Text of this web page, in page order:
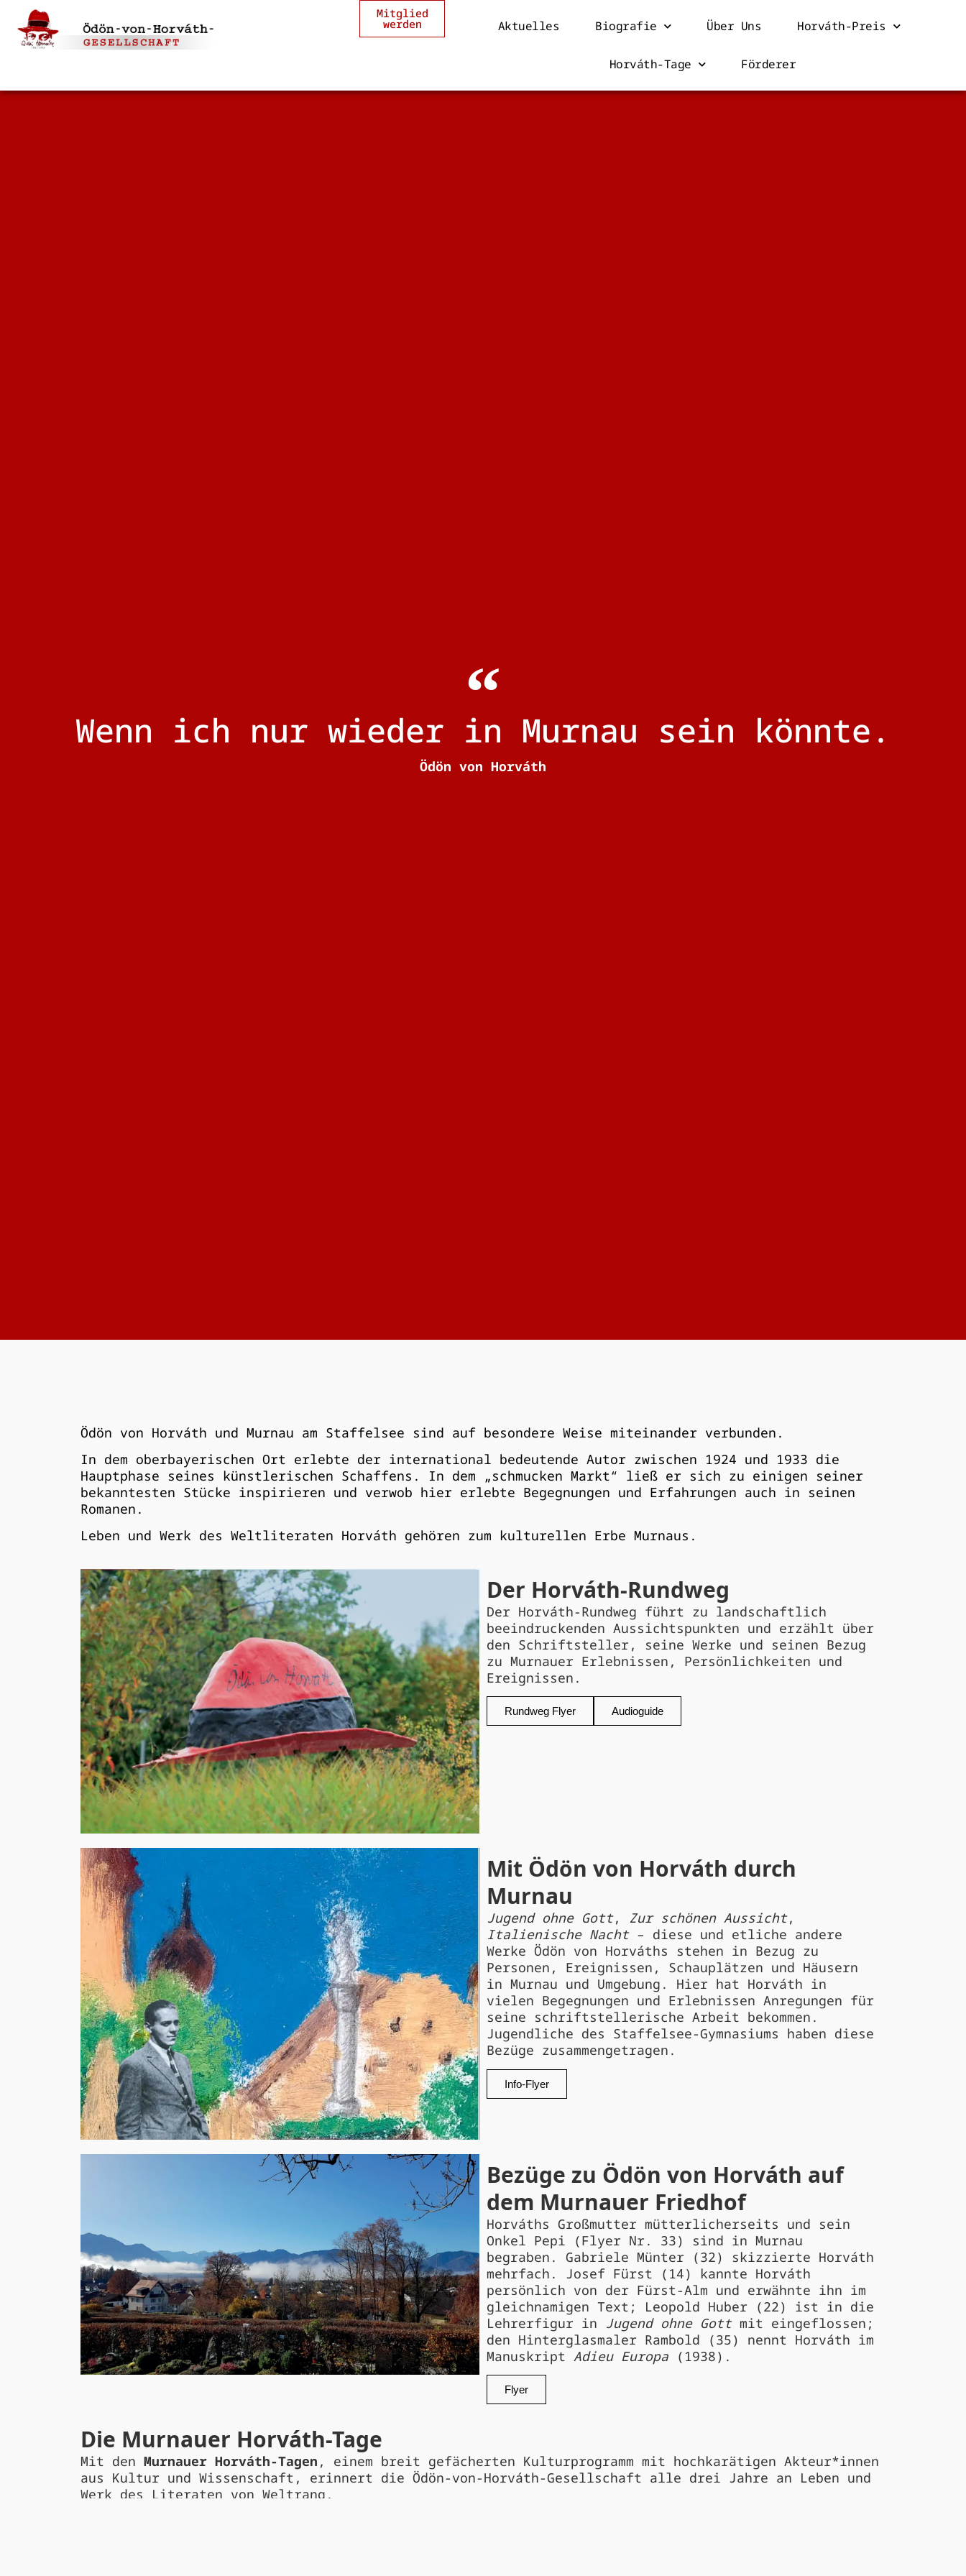
Aktuelles Biografie Über Uns Horváth-Preis
Horváth-Tage Förderer
Mitglied
werden
Wenn ich nur wieder in Murnau sein könnte.
Ödön von Horváth
Ödön von Horváth und Murnau am Staffelsee sind auf besondere Weise miteinander verbunden.
In dem oberbayerischen Ort erlebte der international bedeutende Autor zwischen 1924 und 1933 die
Hauptphase seines künstlerischen Schaffens. In dem „schmucken Markt“ ließ er sich zu einigen seiner
bekanntesten Stücke inspirieren und verwob hier erlebte Begegnungen und Erfahrungen auch in seinen
Romanen.
Leben und Werk des Weltliteraten Horváth gehören zum kulturellen Erbe Murnaus.
Der Horváth-Rundweg
Der Horváth-Rundweg führt zu landschaftlich
beeindruckenden Aussichtspunkten und erzählt über
den Schriftsteller, seine Werke und seinen Bezug
zu Murnauer Erlebnissen, Persönlichkeiten und
Ereignissen.
Rundweg Flyer Audioguide
Mit Ödön von Horváth durch
Murnau
Jugend ohne Gott, Zur schönen Aussicht,
Italienische Nacht– diese und etliche andere
Werke Ödön von Horváths stehen in Bezug zu
Personen, Ereignissen, Schauplätzen und Häusern
in Murnau und Umgebung. Hier hat Horváth in
vielen Begegnungen und Erlebnissen Anregungen für
seine schriftstellerische Arbeit bekommen.
Jugendliche des Staffelsee-Gymnasiums haben diese
Bezüge zusammengetragen.
Info-Flyer
Bezüge zu Ödön von Horváth auf
dem Murnauer Friedhof
Horváths Großmutter mütterlicherseits und sein
Onkel Pepi (Flyer Nr. 33) sind in Murnau
begraben. Gabriele Münter (32) skizzierte Horváth
mehrfach. Josef Fürst (14) kannte Horváth
persönlich von der Fürst-Alm und erwähnte ihn im
gleichnamigen Text; Leopold Huber (22) ist in die
Lehrerfigur in Jugend ohne Gott mit eingeflossen;
den Hinterglasmaler Rambold (35) nennt Horváth im
Manuskript Adieu Europa(1938).
Flyer
Die Murnauer Horváth-Tage
Mit den Murnauer Horváth-Tagen , einem breit gefächerten Kulturprogramm mit hochkarätigen Akteur*innen
aus Kultur und Wissenschaft, erinnert die Ödön-von-Horváth-Gesellschaft alle drei Jahre an Leben und
Werk des Literaten von Weltrang.